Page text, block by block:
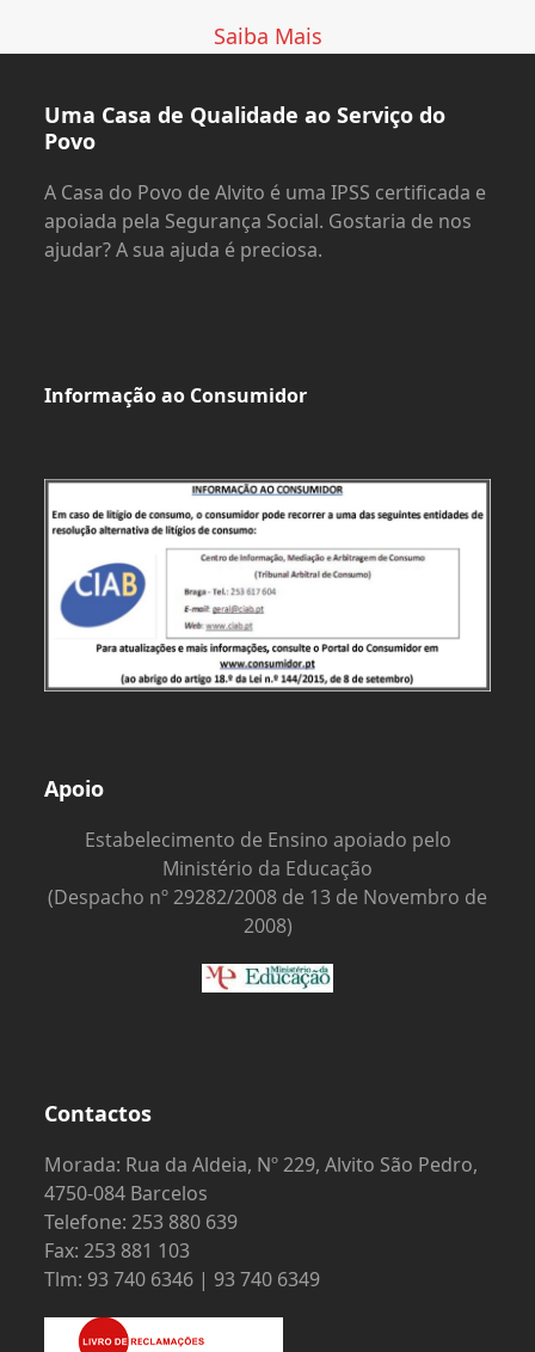
Saiba Mais
Uma Casa de Qualidade ao Serviço do
Povo
A Casa do Povo de Alvito é uma IPSS certificada e
apoiada pela Segurança Social. Gostaria de nos
ajudar? A sua ajuda é preciosa.
Informação ao Consumidor
Apoio
Estabelecimento de Ensino apoiado pelo
Ministério da Educação
(Despacho nº 29282/2008 de 13 de Novembro de
2008)
Contactos
Morada: Rua da Aldeia, Nº 229, Alvito São Pedro,
4750-084 Barcelos
Telefone: 253 880 639
Fax: 253 881 103
Tlm: 93 740 6346 | 93 740 6349